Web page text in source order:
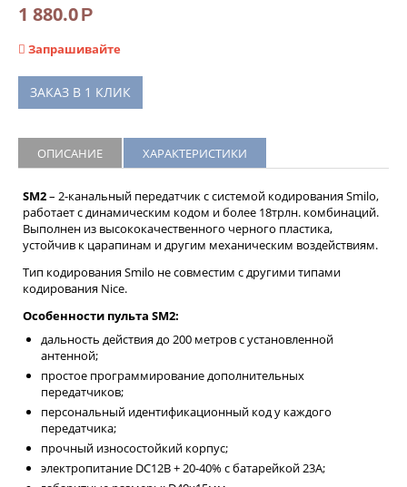
1 880.0Р
Запрашивайте
ЗАКАЗ В 1 КЛИК
ОПИСАНИЕ ХАРАКТЕРИСТИКИ
SM2– 2-канальный передатчик с системой кодирования Smilo,
работает с динамическим кодом и более 18трлн. комбинаций.
Выполнен из высококачественного черного пластика,
устойчив к царапинам и другим механическим воздействиям.
Тип кодирования Smilo не совместим с другими типами
кодирования Nice.
Особенности пульта SM2:
дальность действия до 200 метров с установленной
антенной;
простое программирование дополнительных
передатчиков;
персональный идентификационный код у каждого
передатчика;
прочный износостойкий корпус;
электропитание DC12В + 20-40% с батарейкой 23А;